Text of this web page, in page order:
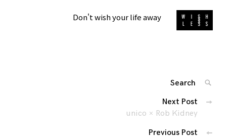
Don't wish your life away
Next Post
unico × Rob Kidney
Previous Post